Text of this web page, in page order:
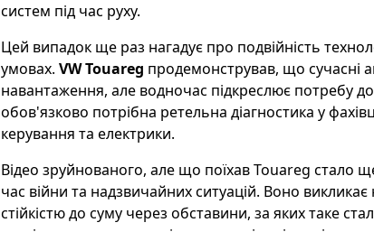
систем під час руху.
Цей випадок ще раз нагадує про подвійність
умовах. VW Touareg продемонстрував, що сучасні
навантаження, але водночас підкреслює потребу
обов'язково потрібна ретельна діагностика у
керування та електрики.
Відео зруйнованого, але що поїхав Touareg стало
час війни та надзвичайних ситуацій. Воно
стійкістю до суму через обставини, за яких таке